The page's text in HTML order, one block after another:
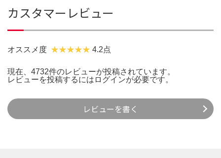
カスタマーレビュー
オススメ度 4.2点
現在、4732件のレビューが投稿されています。
レビューを投稿するには ログインが必要です。
レビューを書く